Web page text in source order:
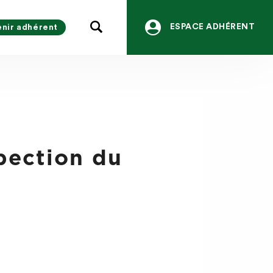
adhérent ESPACE ADHÉRENT
du